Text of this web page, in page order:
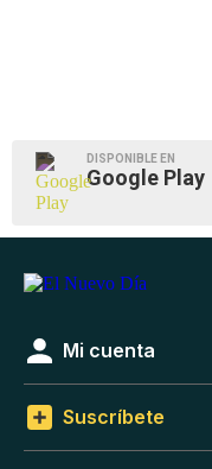
DISPONIBLE EN
Google Play
Mi cuenta
Suscríbete